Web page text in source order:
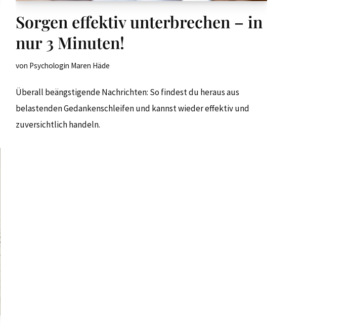
Sorgen effektiv unterbrechen – in
nur 3 Minuten!
von Psychologin Maren Häde
Überall beängstigende Nachrichten: So findest du heraus aus
belastenden Gedankenschleifen und kannst wieder effektiv und
zuversichtlich handeln.